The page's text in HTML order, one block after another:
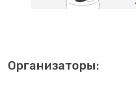
Организаторы: